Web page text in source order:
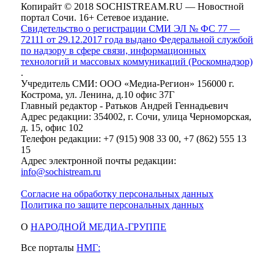
Копирайт © 2018 SOCHISTREAM.RU — Новостной
портал Сочи. 16+ Сетевое издание.
Свидетельство о регистрации СМИ ЭЛ № ФС 77 —
72111 от 29.12.2017 года выдано Федеральной службой
по надзору в сфере связи, информационных
технологий и массовых коммуникаций (Роскомнадзор)
.
Учредитель СМИ: ООО «Медиа-Регион» 156000 г.
Кострома, ул. Ленина, д.10 офис 37Г
Главный редактор - Ратьков Андрей Геннадьевич
Адрес редакции: 354002, г. Сочи, улица Черноморская,
д. 15, офис 102
Телефон редакции: +7 (915) 908 33 00, +7 (862) 555 13
15
Адрес электронной почты редакции:
info@sochistream.ru
Согласие на обработку персональных данных
Политика по защите персональных данных
О НАРОДНОЙ МЕДИА-ГРУППЕ
Все порталы НМГ: